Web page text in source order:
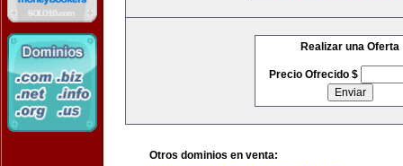
Realizar una Oferta
Precio Ofrecido $
Otros dominios en venta: